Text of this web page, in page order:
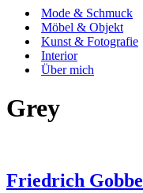
Mode & Schmuck
Möbel & Objekt
Kunst & Fotografie
Interior
Über mich
Grey
Friedrich